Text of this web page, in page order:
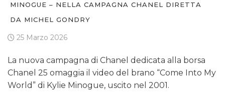
MINOGUE – NELLA CAMPAGNA CHANEL DIRETTA
DA MICHEL GONDRY
25 Marzo 2026
La nuova campagna di Chanel dedicata alla borsa
Chanel 25 omaggia il video del brano “Come Into My
World” di Kylie Minogue, uscito nel 2001.